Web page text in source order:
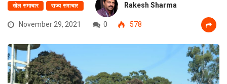
खेल समाचार राज्य समाचार Rakesh Sharma
November 29, 2021 0 578